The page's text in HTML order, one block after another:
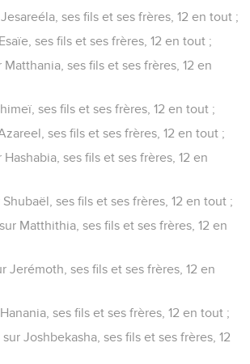
ses fils et ses frères, 12 en tout ;
ses fils et ses frères, 12 en tout ;
ses fils et ses frères, 12 en
ses fils et ses frères, 12 en tout ;
ses fils et ses frères, 12 en tout ;
ses fils et ses frères, 12 en
ses fils et ses frères, 12 en tout ;
Matthithia, ses fils et ses frères, 12 en
Jerémoth, ses fils et ses frères, 12 en
ses fils et ses frères, 12 en tout ;
Joshbekasha, ses fils et ses frères, 12